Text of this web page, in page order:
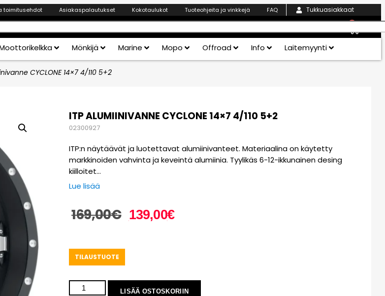
toimitusehdot Asiakaspalautukset Kokotaulukot Tuoteohjeita ja vinkkejä FAQ Tukkuasiakkaat
0
Mönkijä Marine Mopo Offroad Info Laitemyynti
CYCLONE 14×7 4/110 5+2
ITP ALUMIINIVANNE CYCLONE 14×7 4/110 5+2
02300927
ITP:n näytäävät ja luotettavat alumiinivanteet. Materiaalina on käytetty
markkinoiden vahvinta ja keveintä alumiinia. Tyylikäs 6-12-ikkunainen desing
kiilloitet…
Lue lisää
169,00€ 139,00€
TILAUSTUOTE
LISÄÄ OSTOSKORIIN